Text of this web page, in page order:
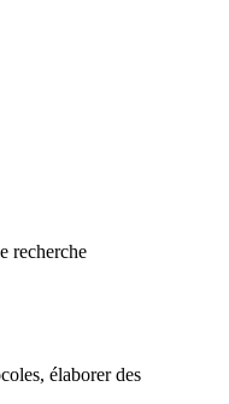
recherche
élaborer des